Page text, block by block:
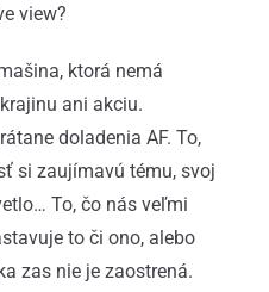
view?
ktorá nemá
ani akciu.
doladenia AF. To,
si zaujímavú tému, svoj
To, čo nás veľmi
to či ono, alebo
zas nie je zaostrená.